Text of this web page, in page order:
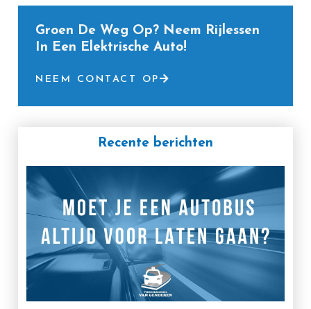
Groen De Weg Op? Neem Rijlessen
In Een Elektrische Auto!
NEEM CONTACT OP
Recente berichten